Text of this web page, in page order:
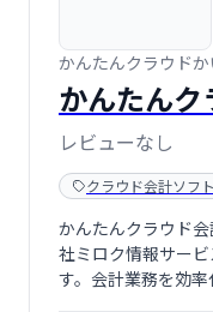
かんたんクラウド
かんたん
レビューなし
クラウド会計ソフト
かんたんクラウド
社ミロク情報サー
す。会計業務を効